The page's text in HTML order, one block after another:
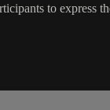
to express